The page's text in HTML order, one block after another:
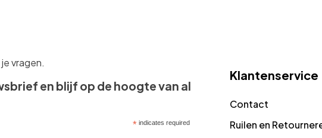
vragen.
en blijf op de hoogte van al
* indicates required
Klantenservice
Contact
Ruilen en